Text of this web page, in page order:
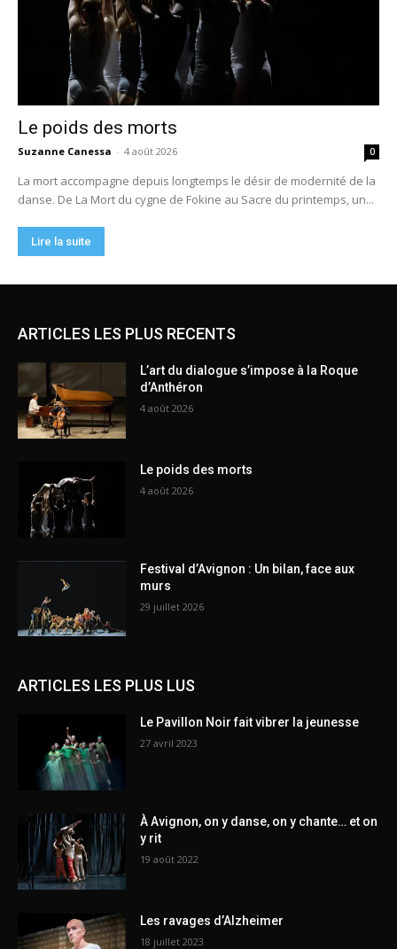
ARTICLES LES PLUS RECENTS
L’art du dialogue s’impose à la Roque
d’Anthéron
4 août 2026
Le poids des morts
4 août 2026
Festival d’Avignon : Un bilan, face aux
murs
29 juillet 2026
ARTICLES LES PLUS LUS
Le Pavillon Noir fait vibrer la jeunesse
27 avril 2023
À Avignon, on y danse, on y chante… et on
y rit
19 août 2022
Les ravages d’Alzheimer
18 juillet 2023